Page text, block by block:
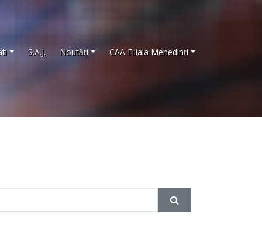
S.A.J. Noutăţi CAA Filiala Mehedinţi